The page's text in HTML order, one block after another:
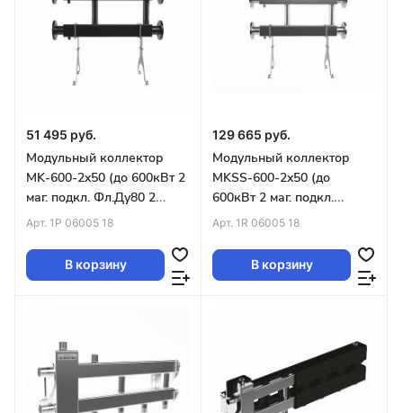
51 495 руб.
Модульный коллектор
MK-600-2x50 (до 600кВт 2
маг. подкл. Фл.Ду80 2
контура G2″ вверх или
Арт. 1P 06005 18
В корзину
129 665 руб.
Модульный коллектор
MKSS-600-2x50 (до
600кВт 2 маг. подкл.
Фл.Ду80 2 контура G2″
Арт. 1R 06005 18
В корзину